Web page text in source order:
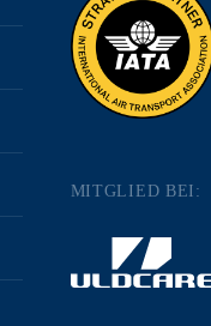
MITGLIED BEI: